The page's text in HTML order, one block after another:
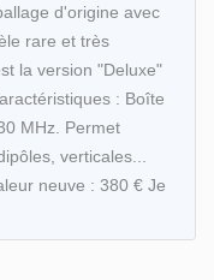
d'origine avec
rare et très
la version "Deluxe"
: Boîte
MHz. Permet
verticales...
neuve : 380 € Je